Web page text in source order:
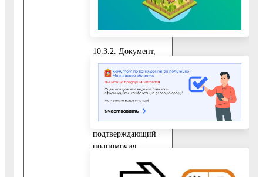
Заявителя.
10.3.2. Документ,
удостоверяющий
личность
представителя
Заявителя.
10.3.3. Документ,
подтверждающий
полномочия
Заявителя.